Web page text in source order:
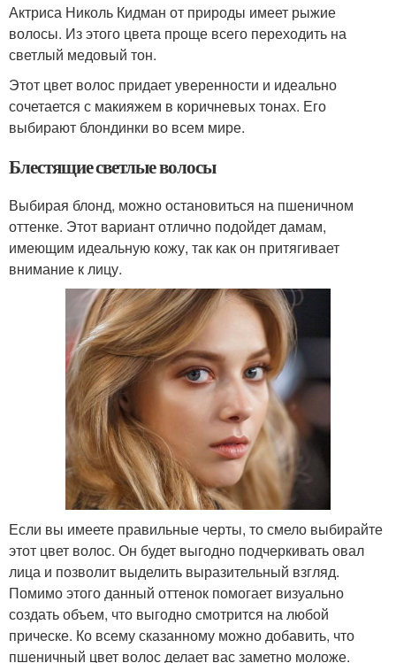
Актриса Николь Кидман от природы имеет рыжие
волосы. Из этого цвета проще всего переходить на
светлый медовый тон.
Этот цвет волос придает уверенности и идеально
сочетается с макияжем в коричневых тонах. Его
выбирают блондинки во всем мире.
Блестящие светлые волосы
Выбирая блонд, можно остановиться на пшеничном
оттенке. Этот вариант отлично подойдет дамам,
имеющим идеальную кожу, так как он притягивает
внимание к лицу.
Если вы имеете правильные черты, то смело выбирайте
этот цвет волос. Он будет выгодно подчеркивать овал
лица и позволит выделить выразительный взгляд.
Помимо этого данный оттенок помогает визуально
создать объем, что выгодно смотрится на любой
прическе. Ко всему сказанному можно добавить, что
пшеничный цвет волос делает вас заметно моложе.